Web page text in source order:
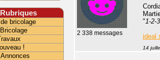
2 338 messages
"1-2-
ideal
14
Rubriques
bricolage
!